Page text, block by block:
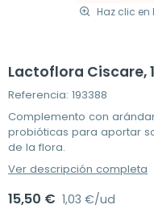
Haz clic
Lactoflora Ciscare,
Referencia: 193388
Complemento con
probióticas para aportar
de la flora.
Ver descripción completa
15,50 € 1,03 €/ud